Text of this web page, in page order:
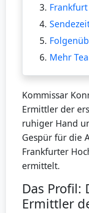
3.
4.
5.
6. Mehr
Kommissar
Ermittler der
ruhiger Hand
Gespür für die
Frankfurter
ermittelt.
Das Profil:
Ermittler